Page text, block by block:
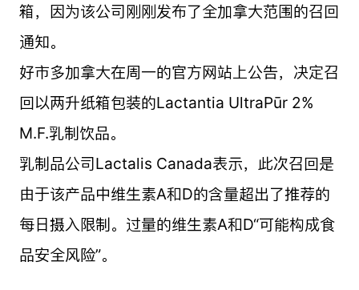
箱，因为该公司刚刚发布了全加拿大范围的召回
通知。
好市多加拿大在周一的官方网站上公告，决定召
回以两升纸箱包装的Lactantia UltraPūr 2%
M.F.乳制饮品。
乳制品公司Lactalis Canada表示，此次召回是
由于该产品中维生素A和D的含量超出了推荐的
每日摄入限制。过量的维生素A和D“可能构成食
品安全风险”。